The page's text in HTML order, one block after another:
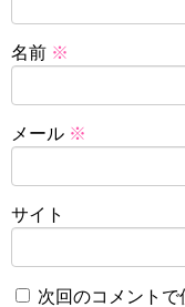
名前 ※
メール ※
サイト
次回のコメント